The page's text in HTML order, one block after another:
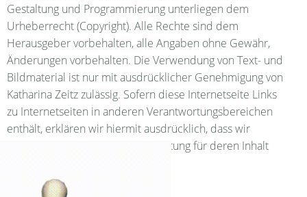
Gestaltung und Programmierung unterliegen dem
Urheberrecht (Copyright). Alle Rechte sind dem
Herausgeber vorbehalten, alle Angaben ohne Gewähr,
Änderungen vorbehalten. Die Verwendung von Text- und
Bildmaterial ist nur mit ausdrücklicher Genehmigung von
Katharina Zeitz zulässig. Sofern diese Internetseite Links
zu Internetseiten in anderen Verantwortungsbereichen
enthält, erklären wir hiermit ausdrücklich, dass wir
keinerlei Haftung oder Verantwortung für deren Inhalt
übernehmen.